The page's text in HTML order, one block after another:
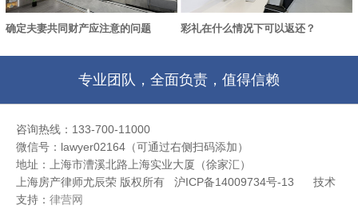
确定夫妻共同财产应注意的问题 彩礼在什么情况下可以返还？
专业团队，全面负责，值得信赖
咨询热线：133-700-11000
微信号：lawyer02164（可通过右侧扫码添加）
地址：上海市漕溪北路上海实业大厦（徐家汇）
上海房产律师尤辰荣 版权所有 沪ICP备14009734号-13 技术
支持： 律营网